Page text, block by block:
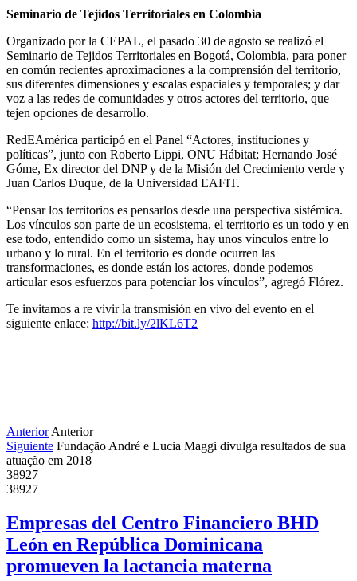
Seminario de Tejidos Territoriales en Colombia
Organizado por la CEPAL, el pasado 30 de agosto se realizó el
Seminario de Tejidos Territoriales en Bogotá, Colombia, para poner
en común recientes aproximaciones a la comprensión del territorio,
sus diferentes dimensiones y escalas espaciales y temporales; y dar
voz a las redes de comunidades y otros actores del territorio, que
tejen opciones de desarrollo.
RedEAmérica participó en el Panel “Actores, instituciones y
políticas”, junto con Roberto Lippi, ONU Hábitat; Hernando José
Góme, Ex director del DNP y de la Misión del Crecimiento verde y
Juan Carlos Duque, de la Universidad EAFIT.
“Pensar los territorios es pensarlos desde una perspectiva sistémica.
Los vínculos son parte de un ecosistema, el territorio es un todo y en
ese todo, entendido como un sistema, hay unos vínculos entre lo
urbano y lo rural. En el territorio es donde ocurren las
transformaciones, es donde están los actores, donde podemos
articular esos esfuerzos para potenciar los vínculos”, agregó Flórez.
Te invitamos a re vivir la transmisión en vivo del evento en el
siguiente enlace: http://bit.ly/2lKL6T2
Anterior Anterior
Siguiente Fundação André e Lucia Maggi divulga resultados de sua
atuação em 2018
38927
38927
Empresas del Centro Financiero BHD
León en República Dominicana
promueven la lactancia materna